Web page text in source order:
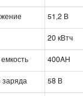
51,2 В
20 кВтч
400AH
заряда 58 В